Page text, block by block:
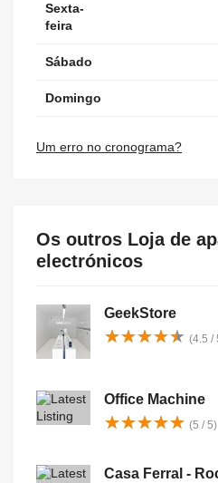
Sexta-
feira
Sábado
Domingo
Um erro no cronograma?
Os outros Loja de
electrónicos
GeekStore
★★★★★
★★★★★ (4.5 /
Office Machine
★★★★★
★★★★★ (5 / 5)
Casa Ferral -